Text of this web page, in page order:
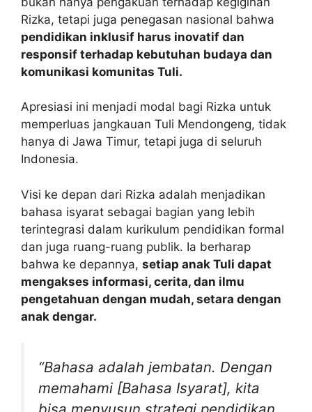
Rizka, tetapi juga penegasan nasional bahwa
pendidikan inklusif harus inovatif dan
responsif terhadap kebutuhan budaya dan
komunikasi komunitas Tuli.
Apresiasi ini menjadi modal bagi Rizka untuk
memperluas jangkauan Tuli Mendongeng, tidak
hanya di Jawa Timur, tetapi juga di seluruh
Indonesia.
Visi ke depan dari Rizka adalah menjadikan
bahasa isyarat sebagai bagian yang lebih
terintegrasi dalam kurikulum pendidikan formal
dan juga ruang-ruang publik. Ia berharap
bahwa ke depannya, setiap anak Tuli dapat
mengakses informasi, cerita, dan ilmu
pengetahuan dengan mudah, setara dengan
anak dengar.
“Bahasa adalah jembatan. Dengan
memahami [Bahasa Isyarat], kita